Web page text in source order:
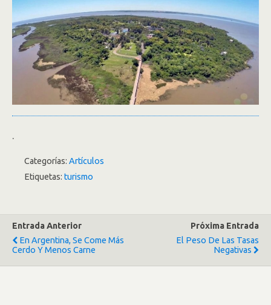
.
Categorías: Artículos
Etiquetas: turismo
Entrada Anterior
En Argentina, Se Come Más
Cerdo Y Menos Carne
Próxima Entrada
El Peso De Las Tasas
Negativas